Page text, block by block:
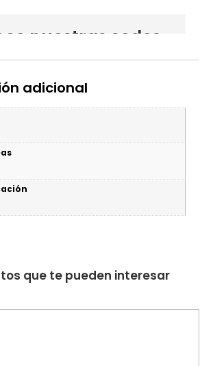
adicional
que te pueden interesar